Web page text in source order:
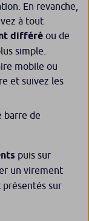
En revanche,
à tout
différé ou de
simple.
mobile ou
et suivez les
barre de
puis sur
un virement
sur